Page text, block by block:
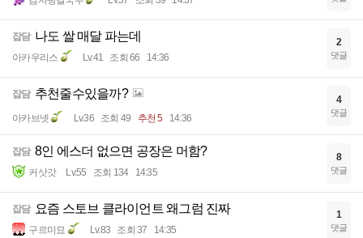
잡담 나도 쌀 매달 파는데
아카우리스 Lv.41 조회 66 14:36
2
댓글
잡담 추천줄수있을까?
아카브넷 Lv.36 조회 49 추천 5 14:36
4
댓글
잡담 8인 에스더 없으면 공장은 머함?
커삿갓 Lv.55 조회 134 14:35
8
댓글
잡담 요즘 스토브 클라이언트 왜그럼 진짜
구르미묘 Lv.83 조회 37 14:35
1
댓글